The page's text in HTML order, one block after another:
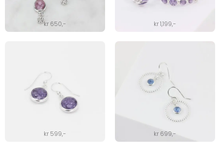
kr 650,- kr1,199,-
kr 599,- kr 699,-